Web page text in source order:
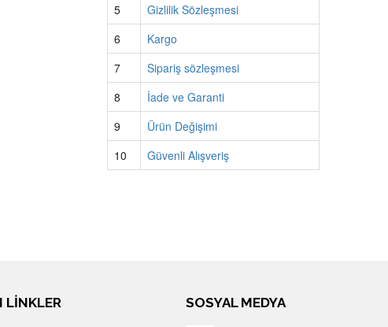
5
Gizlilik Sözleşmesi
6
Kargo
7
Sipariş sözleşmesi
8
İade ve Garanti
9
Ürün Değişimi
10
Güvenli Alışveriş
LİNKLER
SOSYAL MEDYA